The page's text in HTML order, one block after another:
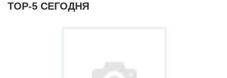
ТОР-5 СЕГОДНЯ